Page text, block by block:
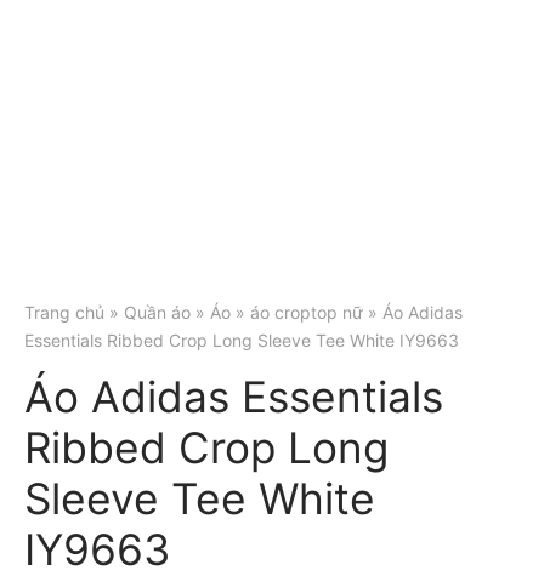
Trang chủ » Quần áo » Áo » áo croptop nữ » Áo Adidas
Essentials Ribbed Crop Long Sleeve Tee White IY9663
Áo Adidas Essentials
Ribbed Crop Long
Sleeve Tee White
IY9663